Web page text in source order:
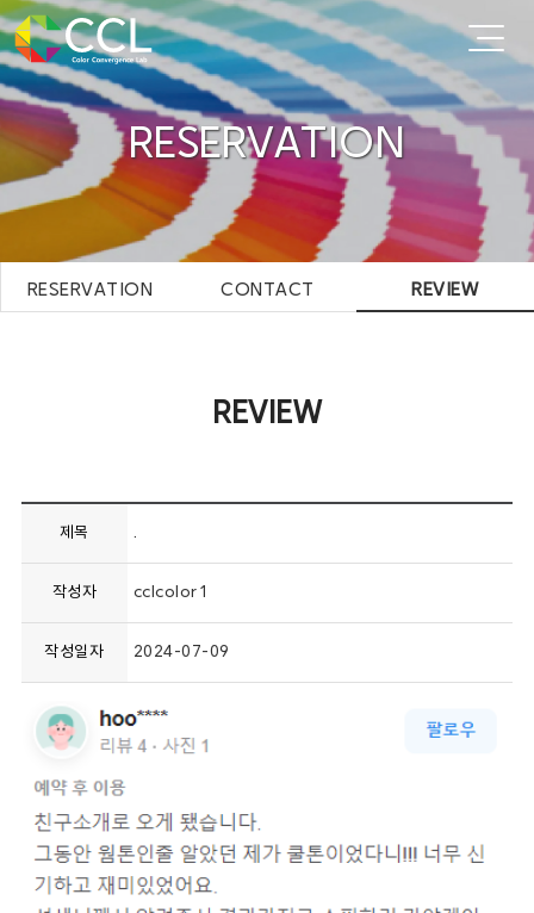
RESERVATION
RESERVATION CONTACT REVIEW
REVIEW
제목 .
작성자 cclcolor1
작성일자 2024-07-09